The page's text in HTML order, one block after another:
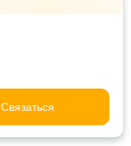
Связаться